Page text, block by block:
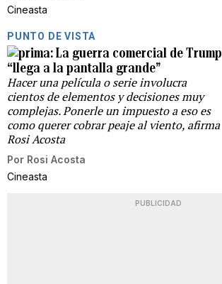
Cineasta
PUNTO DE VISTA
La guerra comercial de Trump
“llega a la pantalla grande”
Hacer una película o serie involucra
cientos de elementos y decisiones muy
complejas. Ponerle un impuesto a eso es
como querer cobrar peaje al viento, afirma
Rosi Acosta
Por Rosi Acosta
Cineasta
PUBLICIDAD